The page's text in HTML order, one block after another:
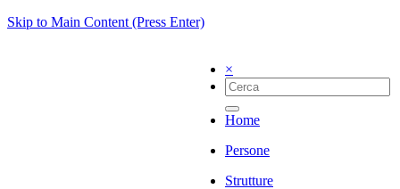
Skip to Main Content (Press Enter)
×
Home
Persone
Strutture